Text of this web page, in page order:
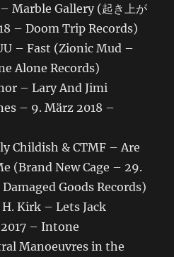
Marble Gallery (起き上が
– Doom Trip Records)
– Fast (Zionic Mud –
Alone Records)
– Lary And Jimi
– 9. März 2018 –
Childish & CTMF – Are
(Brand New Cage – 29.
Goods Records)
Kirk – Lets Jack
– Intone
Manoeuvres in the